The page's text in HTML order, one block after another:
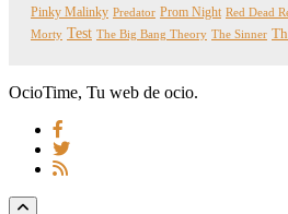
Pinky Malinky Predator Prom Night Red Dead
Morty Test The Big Bang Theory The Sinner
OcioTime, Tu web de ocio.